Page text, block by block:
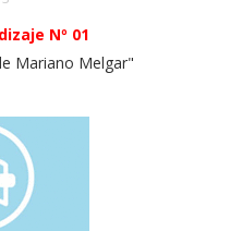
Nº 01
Mariano Melgar"